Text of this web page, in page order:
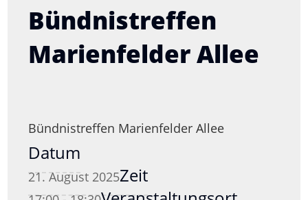
Bündnistreffen
Marienfelder Allee
Bündnistreffen Marienfelder Allee
Datum
21. August 2025Zeit